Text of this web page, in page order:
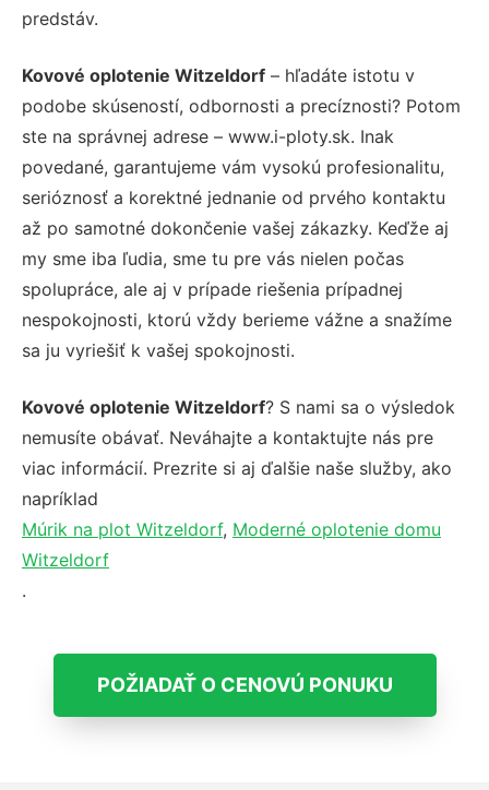
predstáv.
Kovové oplotenie Witzeldorf – hľadáte istotu v
podobe skúseností, odbornosti a precíznosti? Potom
ste na správnej adrese – www.i-ploty.sk. Inak
povedané, garantujeme vám vysokú profesionalitu,
serióznosť a korektné jednanie od prvého kontaktu
až po samotné dokončenie vašej zákazky. Keďže aj
my sme iba ľudia, sme tu pre vás nielen počas
spolupráce, ale aj v prípade riešenia prípadnej
nespokojnosti, ktorú vždy berieme vážne a snažíme
sa ju vyriešiť k vašej spokojnosti.
Kovové oplotenie Witzeldorf? S nami sa o výsledok
nemusíte obávať. Neváhajte a kontaktujte nás pre
viac informácií. Prezrite si aj ďalšie naše služby, ako
napríklad
Múrik na plot Witzeldorf, Moderné oplotenie domu
Witzeldorf
.
POŽIADAŤ O CENOVÚ PONUKU